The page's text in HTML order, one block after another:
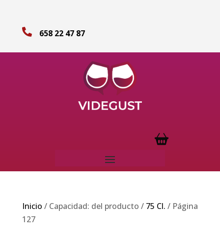
 658 22 47 87
Inicio / Capacidad: del producto / 75 Cl. / Página
127